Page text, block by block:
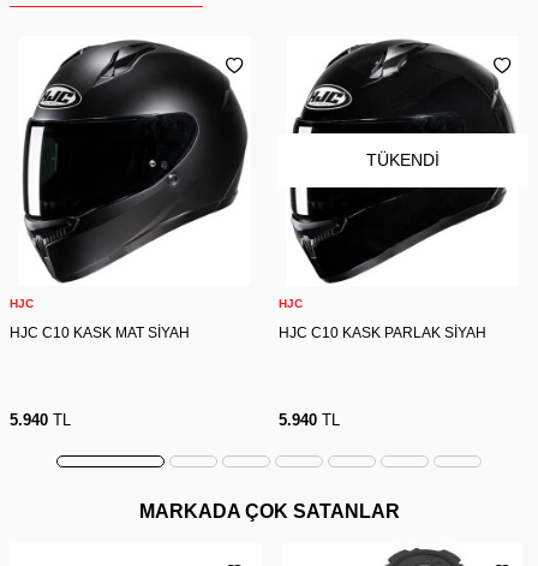
HJC
HJC C10 KASK MAT SİYAH
5.940 TL
TÜKENDI
HJC
HJC C10 KASK PARLAK SİYAH
5.940TL
MARKADA ÇOK SATANLAR